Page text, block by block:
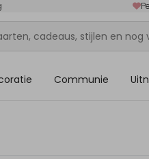
Communie